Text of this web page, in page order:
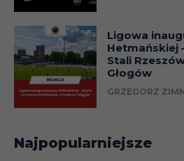
Ligowa
Hetmańskiej
Stali
Głogów
GRZEGORZ
Najpopularniejsze